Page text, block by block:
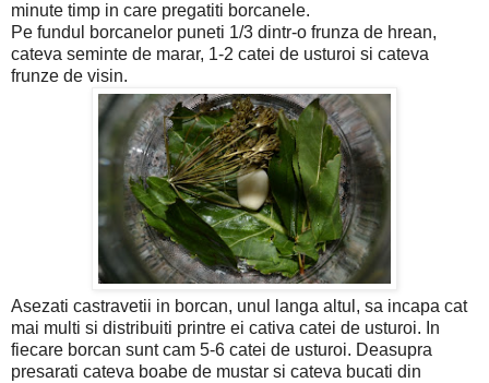
minute timp in care pregatiti borcanele.
Pe fundul borcanelor puneti 1/3 dintr-o frunza de hrean,
cateva seminte de marar, 1-2 catei de usturoi si cateva
frunze de visin.
Asezati castravetii in borcan, unul langa altul, sa incapa cat
mai multi si distribuiti printre ei cativa catei de usturoi. In
fiecare borcan sunt cam 5-6 catei de usturoi. Deasupra
presarati cateva boabe de mustar si cateva bucati din